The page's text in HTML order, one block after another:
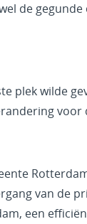
de
plek wilde
voor
van de
een